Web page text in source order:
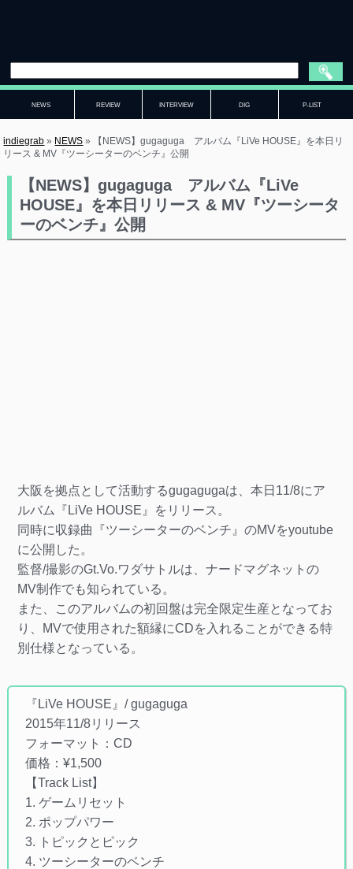
NEWS REVIEW INTERVIEW DIG P-LIST
indiegrab » NEWS »
【NEWS】gugaguga アルバム『LiVe HOUSE』を本日リ
リース & MV『ツーシーターのベンチ』公開
【NEWS】gugaguga アルバム『LiVe
HOUSE』を本日リリース & MV『ツーシータ
ーのベンチ』公開
大阪を拠点として活動するgugagugaは、本日11/8にア
ルバム『LiVe HOUSE』をリリース。
同時に収録曲『ツーシーターのベンチ』のMVをyoutube
に公開した。
監督/撮影のGt.Vo.ワダサトルは、ナードマグネットの
MV制作でも知られている。
また、このアルバムの初回盤は完全限定生産となってお
り、MVで使用された額縁にCDを入れることができる特
別仕様となっている。
『LiVe HOUSE』/ gugaguga
2015年11/8リリース
フォーマット：CD
価格：¥1,500
【Track List】
1. ゲームリセット
2. ポップパワー
3. トピックとピック
4. ツーシーターのベンチ